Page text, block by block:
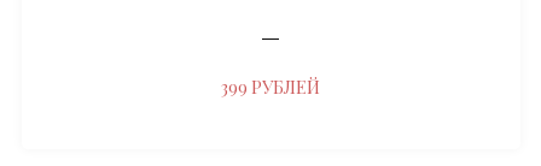
―
399 РУБЛЕЙ